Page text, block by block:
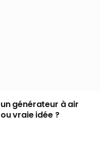
générateur à air
vraie idée ?